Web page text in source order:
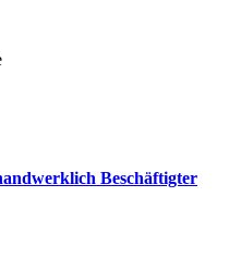
Beschäftigter